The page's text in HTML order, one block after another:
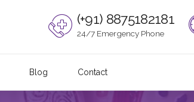
(+91) 8875182181
24/7 Emergency Phone
Blog Contact